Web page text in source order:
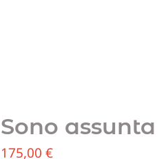
Sono assunta
175,00€